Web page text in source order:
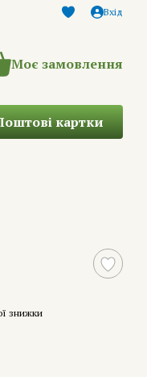
Вхід
Моє замовлення
картки
знижки